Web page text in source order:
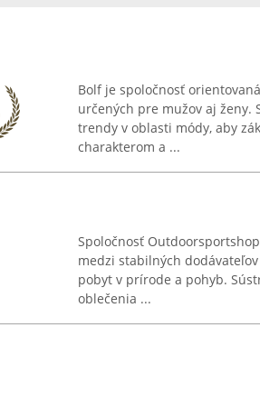
Bolf je spoločnosť
určených pre mužov aj ženy.
trendy v oblasti módy, aby
charakterom a ...
Spoločnosť
medzi stabilných
pobyt v prírode a pohyb.
oblečenia ...